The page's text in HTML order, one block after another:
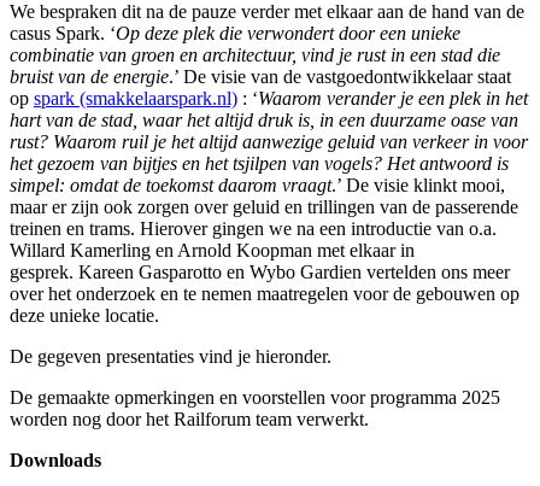
We bespraken dit na de pauze verder met elkaar aan de hand van de
casus Spark. ‘Op deze plek die verwondert door een unieke
combinatie van groen en architectuur, vind je rust in een stad die
bruist van de energie.’ De visie van de vastgoedontwikkelaar staat
op spark (smakkelaarspark.nl) : ‘Waarom verander je een plek in het
hart van de stad, waar het altijd druk is, in een duurzame oase van
rust? Waarom ruil je het altijd aanwezige geluid van verkeer in voor
het gezoem van bijtjes en het tsjilpen van vogels? Het antwoord is
simpel: omdat de toekomst daarom vraagt.’ De visie klinkt mooi,
maar er zijn ook zorgen over geluid en trillingen van de passerende
treinen en trams. Hierover gingen we na een introductie van o.a.
Willard Kamerling en Arnold Koopman met elkaar in
gesprek. Kareen Gasparotto en Wybo Gardien vertelden ons meer
over het onderzoek en te nemen maatregelen voor de gebouwen op
deze unieke locatie.
De gegeven presentaties vind je hieronder.
De gemaakte opmerkingen en voorstellen voor programma 2025
worden nog door het Railforum team verwerkt.
Downloads